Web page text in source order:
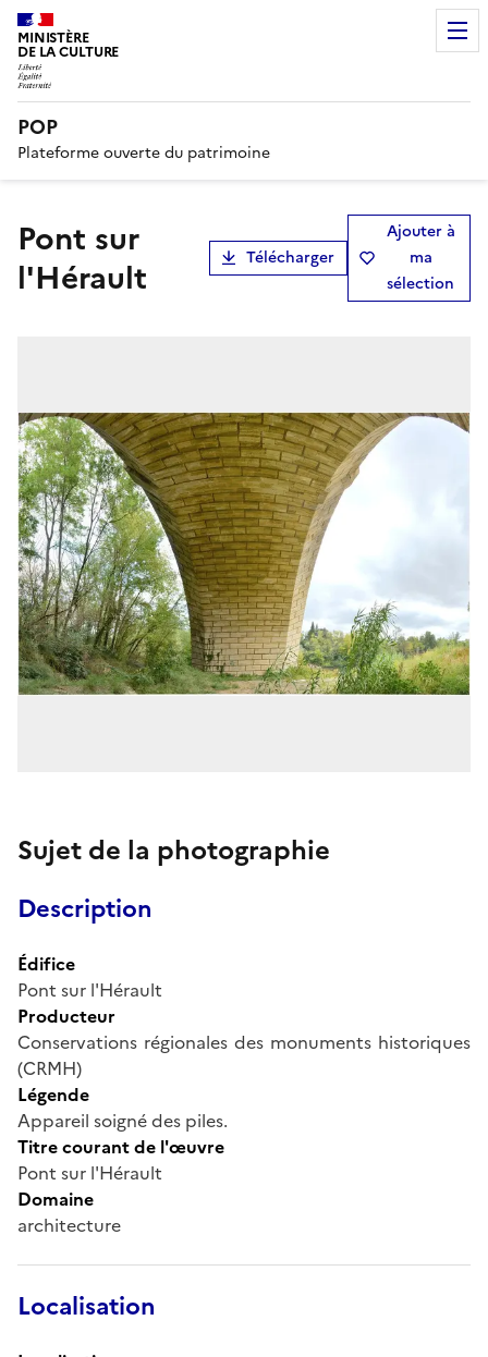
MINISTÈRE
DE LA CULTURE
POP
Plateforme ouverte du patrimoine
Pont sur
l'Hérault
Télécharger
Ajouter à
ma
sélection
Sujet de la photographie
Description
Édifice
Pont sur l'Hérault
Producteur
Conservations régionales des monuments historiques
(CRMH)
Légende
Appareil soigné des piles.
Titre courant de l'œuvre
Pont sur l'Hérault
Domaine
architecture
Localisation